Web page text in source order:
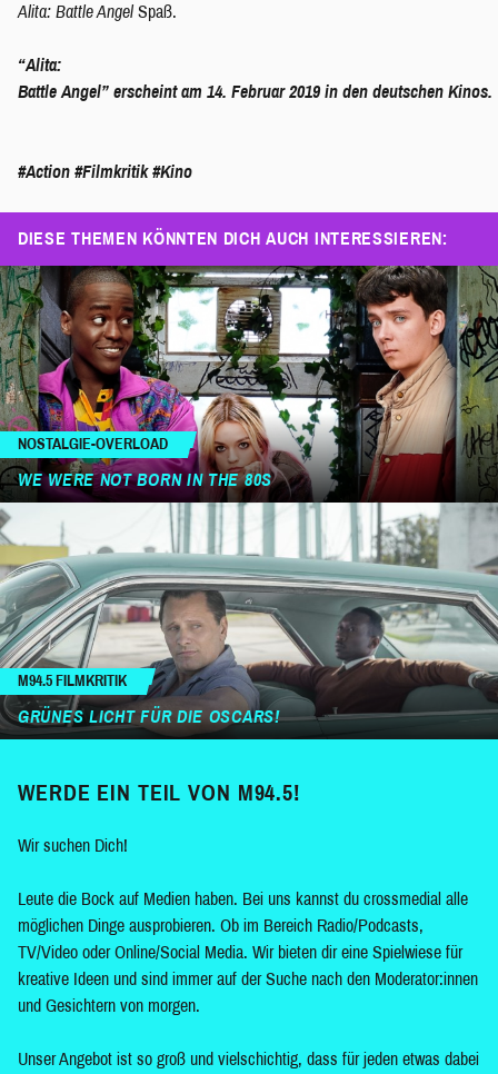
Alita: Battle AngelSpaß.
“Alita:
Battle Angel” erscheint am 14. Februar 2019 in den deutschen Kinos.
#Action #Filmkritik #Kino
DIESE THEMEN KÖNNTEN DICH AUCH INTERESSIEREN:
NOSTALGIE-OVERLOAD
WE WERE NOT BORN IN THE 80S
M94.5 FILMKRITIK
GRÜNES LICHT FÜR DIE OSCARS!
WERDE EIN TEIL VON M94.5!
Wir suchen Dich!
Leute die Bock auf Medien haben. Bei uns kannst du crossmedial alle
möglichen Dinge ausprobieren. Ob im Bereich Radio/Podcasts,
TV/Video oder Online/Social Media. Wir bieten dir eine Spielwiese für
kreative Ideen und sind immer auf der Suche nach den Moderator:innen
und Gesichtern von morgen.
Unser Angebot ist so groß und vielschichtig, dass für jeden etwas dabei